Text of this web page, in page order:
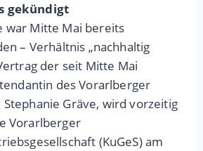
gekündigt
war Mitte Mai bereits
– Verhältnis „nachhaltig
der seit Mitte Mai
des Vorarlberger
Gräve, wird vorzeitig
Vorarlberger
(KuGeS) am